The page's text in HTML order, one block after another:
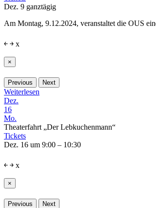
Dez. 9 ganztägig
Am Montag, 9.12.2024, veranstaltet die OUS
￩ ￫ x
×
Previous Next
Weiterlesen
Dez.
16
Mo.
Theaterfahrt „Der Lebkuchenmann“
Tickets
Dez. 16 um 9:00 – 10:30
￩ ￫ x
×
Previous Next